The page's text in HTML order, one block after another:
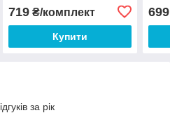
719₴/комплект
Купити
699
за рік